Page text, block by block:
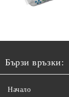
Бързи връзки:
Начало